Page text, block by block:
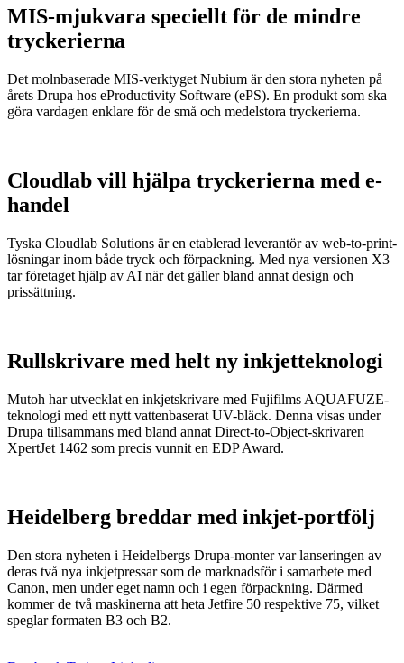
MIS-mjukvara speciellt för de mindre
tryckerierna
Det molnbaserade MIS-verktyget Nubium är den stora nyheten på
årets Drupa hos eProductivity Software (ePS). En produkt som ska
göra vardagen enklare för de små och medelstora tryckerierna.
Cloudlab vill hjälpa tryckerierna med e-
handel
Tyska Cloudlab Solutions är en etablerad leverantör av web-to-print-
lösningar inom både tryck och förpackning. Med nya versionen X3
tar företaget hjälp av AI när det gäller bland annat design och
prissättning.
Rullskrivare med helt ny inkjetteknologi
Mutoh har utvecklat en inkjetskrivare med Fujifilms AQUAFUZE-
teknologi med ett nytt vattenbaserat UV-bläck. Denna visas under
Drupa tillsammans med bland annat Direct-to-Object-skrivaren
XpertJet 1462 som precis vunnit en EDP Award.
Heidelberg breddar med inkjet-portfölj
Den stora nyheten i Heidelbergs Drupa-monter var lanseringen av
deras två nya inkjetpressar som de marknadsför i samarbete med
Canon, men under eget namn och i egen förpackning. Därmed
kommer de två maskinerna att heta Jetfire 50 respektive 75, vilket
speglar formaten B3 och B2.